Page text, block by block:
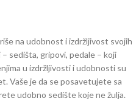
na udobnost i izdržljivost svojih
sedišta, gripovi, pedale – koji
u izdržljivosti i udobnosti su
Vaše je da se posavetujete sa
udobno sedište koje ne žulja.